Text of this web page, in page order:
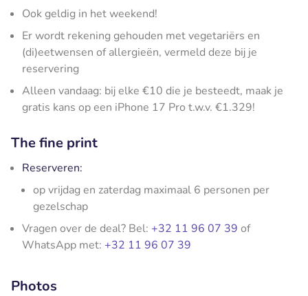
Ook geldig in het weekend!
Er wordt rekening gehouden met vegetariërs en
(di)eetwensen of allergieën, vermeld deze bij je
reservering
Alleen vandaag: bij elke €10 die je besteedt, maak je
gratis kans op een iPhone 17 Pro t.w.v. €1.329!
The fine print
Reserveren:
op vrijdag en zaterdag maximaal 6 personen per
gezelschap
Vragen over de deal? Bel: +32 11 96 07 39 of
WhatsApp met: +32 11 96 07 39
Photos